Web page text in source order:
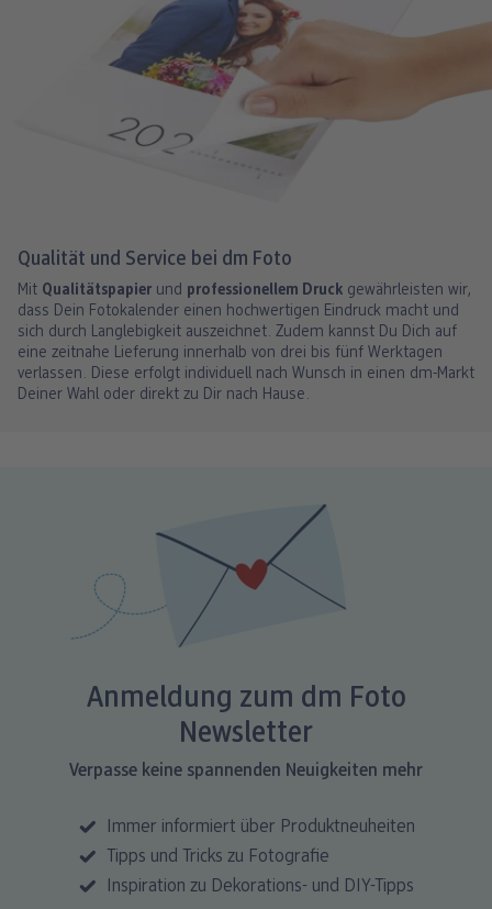
Qualität und Service bei dm Foto
Mit Qualitätspapier und professionellem Druck gewährleisten wir,
dass Dein Fotokalender einen hochwertigen Eindruck macht und
sich durch Langlebigkeit auszeichnet. Zudem kannst Du Dich auf
eine zeitnahe Lieferung innerhalb von drei bis fünf Werktagen
verlassen. Diese erfolgt individuell nach Wunsch in einen dm-Markt
Deiner Wahl oder direkt zu Dir nach Hause.
Anmeldung zum dm Foto
Newsletter
Verpasse keine spannenden Neuigkeiten mehr
Immer informiert über Produktneuheiten
Tipps und Tricks zu Fotografie
Inspiration zu Dekorations- und DIY-Tipps